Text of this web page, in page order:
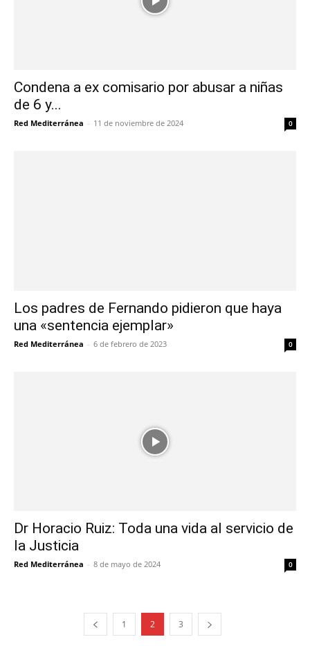
Condena a ex comisario por abusar a niñas
de 6 y...
Red Mediterránea - 11 de noviembre de 2024 0
Los padres de Fernando pidieron que haya
una «sentencia ejemplar»
Red Mediterránea - 6 de febrero de 2023 0
Dr Horacio Ruiz: Toda una vida al servicio de
la Justicia
Red Mediterránea - 8 de mayo de 2024 0
1 2 3